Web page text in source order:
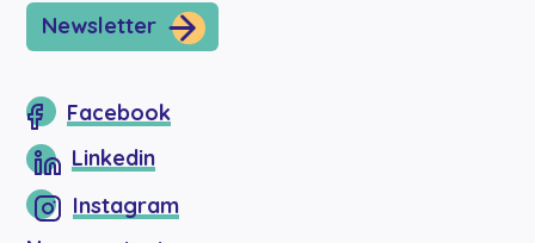
Newsletter
Facebook
Linkedin
Instagram